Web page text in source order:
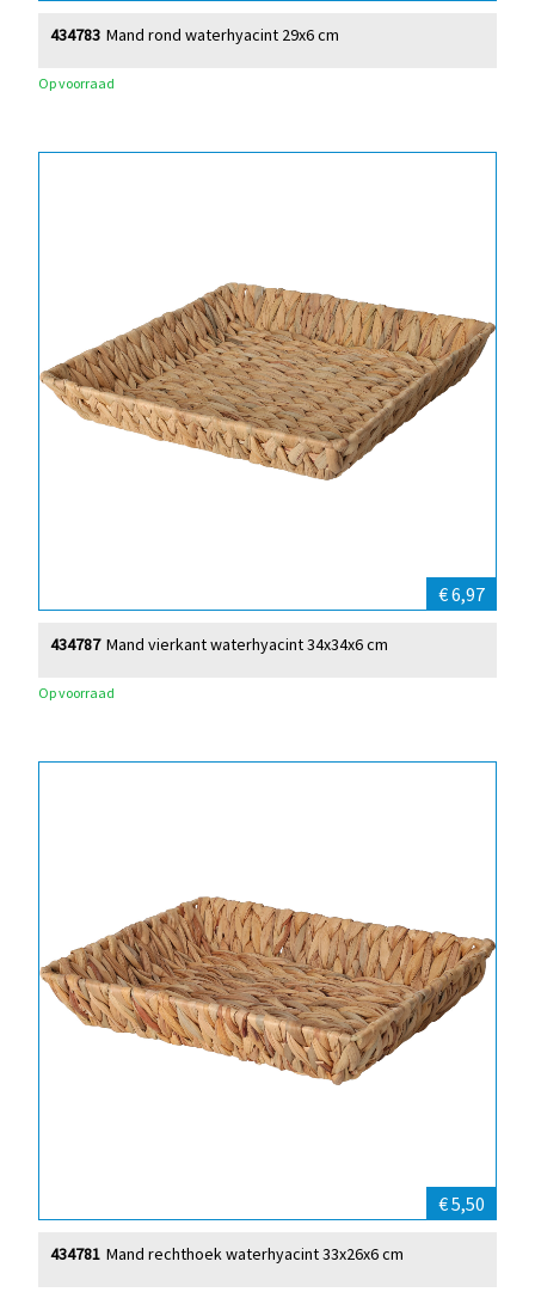
Mand rond waterhyacint 29x6 cm
434783
Op voorraad
€ 6,97
Mand vierkant waterhyacint 34x34x6 cm
434787
Op voorraad
€ 5,50
Mand rechthoek waterhyacint 33x26x6 cm
434781